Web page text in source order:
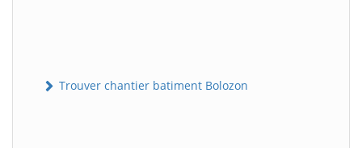
Trouver chantier batiment Bolozon